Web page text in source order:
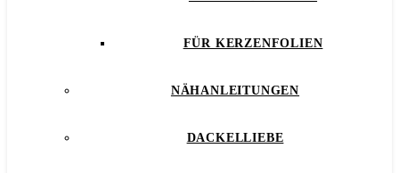
FÜR KERZENFOLIEN
NÄHANLEITUNGEN
DACKELLIEBE